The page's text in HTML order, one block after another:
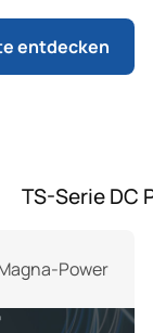
entdecken
Produktgalerie
TS-Serie DC
Power